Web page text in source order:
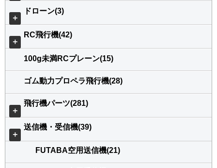
＋
ドローン(3)
＋
RC飛行機(42)
100g未満RCプレーン(15)
ゴム動力プロペラ飛行機(28)
＋
飛行機パーツ(281)
＋
送信機・受信機(39)
FUTABA空用送信機(21)